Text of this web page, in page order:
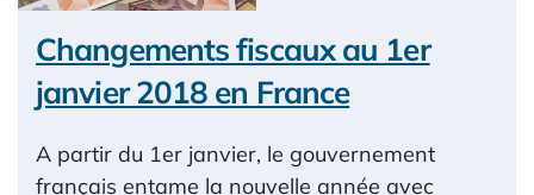
Changements fiscaux au 1er
janvier 2018 en France
A partir du 1er janvier, le gouvernement
français entame la nouvelle année avec